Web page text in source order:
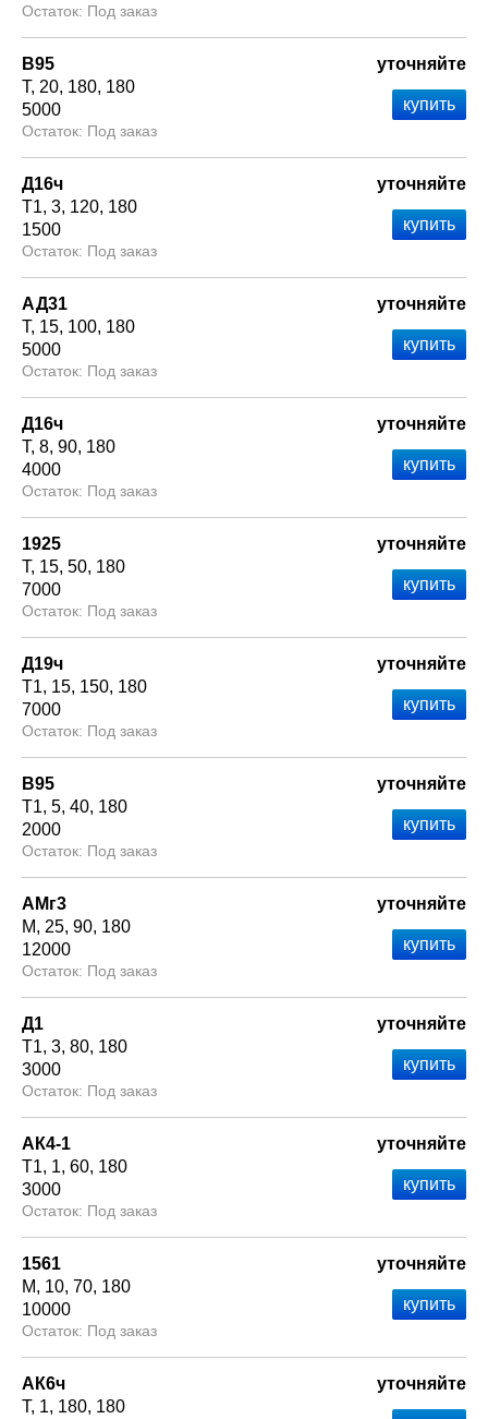
Под заказ
В95
Т 20 180 180
5000
Под заказ
уточняйте
Д16ч
Т1 3 120 180
1500
Под заказ
уточняйте
АД31
Т 15 100 180
5000
Под заказ
уточняйте
Д16ч
Т 8 90 180
4000
Под заказ
уточняйте
1925
Т 15 50 180
7000
Под заказ
уточняйте
Д19ч
Т1 15 150 180
7000
Под заказ
уточняйте
В95
Т1 5 40 180
2000
Под заказ
уточняйте
АМг3
М
25 90 180
12000
Под заказ
уточняйте
Д1
Т1 3 80 180
3000
Под заказ
уточняйте
АК4-1
Т1 1 60 180
3000
Под заказ
уточняйте
1561
М
10 70 180
10000
Под заказ
уточняйте
АК6ч
Т 1 180 180
уточняйте